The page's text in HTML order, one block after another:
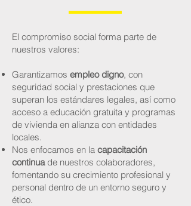
El compromiso social forma parte de
nuestros valores:
Garantizamos empleo digno, con
seguridad social y prestaciones que
superan los estándares legales, así como
acceso a educación gratuita y programas
de vivienda en alianza con entidades
locales.
Nos enfocamos en la capacitación
continuade nuestros colaboradores,
fomentando su crecimiento profesional y
personal dentro de un entorno seguro y
ético.